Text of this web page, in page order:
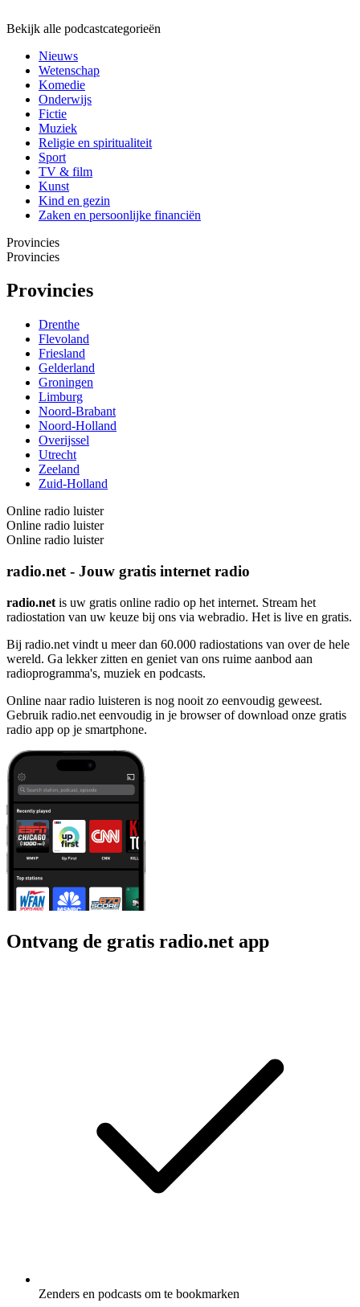
Bekijk alle podcastcategorieën
Nieuws
Wetenschap
Komedie
Onderwijs
Fictie
Muziek
Religie en spiritualiteit
Sport
TV & film
Kunst
Kind en gezin
Zaken en persoonlijke financiën
Provincies
Provincies
Provincies
Drenthe
Flevoland
Friesland
Gelderland
Groningen
Limburg
Noord-Brabant
Noord-Holland
Overijssel
Utrecht
Zeeland
Zuid-Holland
Online radio luister
Online radio luister
Online radio luister
radio.net - Jouw gratis internet radio
radio.net is uw gratis online radio op het internet. Stream het
radiostation van uw keuze bij ons via webradio. Het is live en gratis.
Bij radio.net vindt u meer dan 60.000 radiostations van over de hele
wereld. Ga lekker zitten en geniet van ons ruime aanbod aan
radioprogramma's, muziek en podcasts.
Online naar radio luisteren is nog nooit zo eenvoudig geweest.
Gebruik radio.net eenvoudig in je browser of download onze gratis
radio app op je smartphone.
Ontvang de gratis radio.net app
Zenders en podcasts om te bookmarken